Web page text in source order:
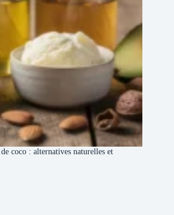
coco : alternatives naturelles et